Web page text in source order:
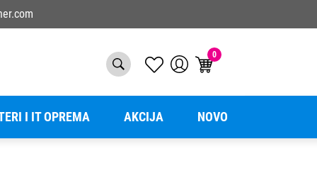
0
I IT OPREMA AKCIJA NOVO